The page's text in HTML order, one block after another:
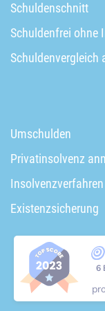
Schuldenschnitt
Schuldenfrei ohne
Schuldenvergleich
Umschulden
Privatinsolvenz
Insolvenzverfahren
Existenzsicherung
6